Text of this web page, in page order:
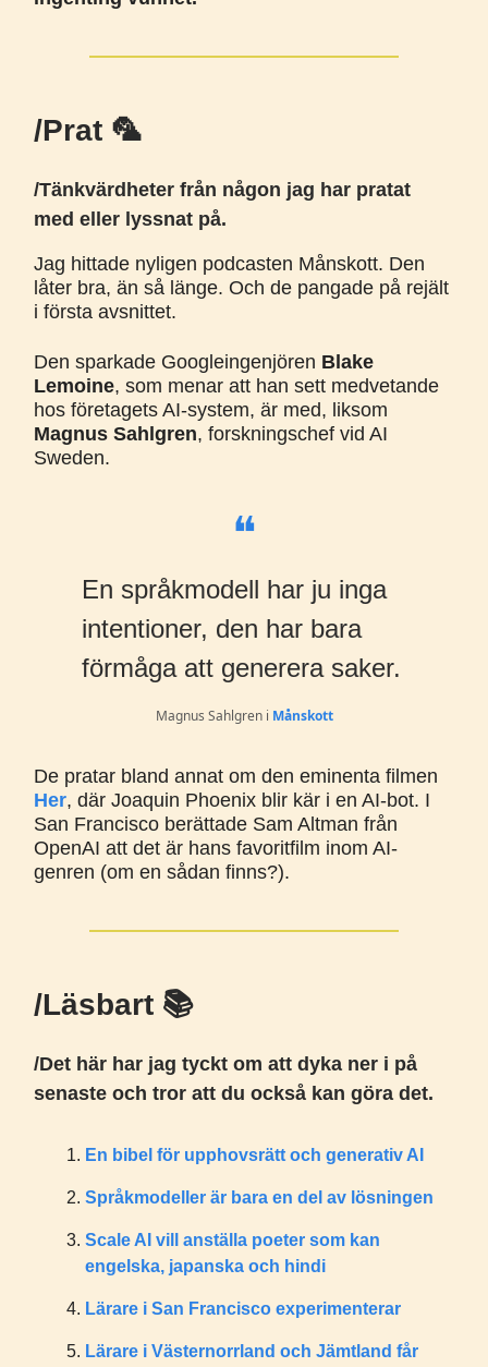
/Prat 🦜
/Tänkvärdheter från någon jag har pratat
med eller lyssnat på.
Jag hittade nyligen podcasten Månskott. Den
låter bra, än så länge. Och de pangade på rejält
i första avsnittet.
Den sparkade Googleingenjören Blake
Lemoine, som menar att han sett medvetande
hos företagets AI-system, är med, liksom
Magnus Sahlgren, forskningschef vid AI
Sweden.
❝
En språkmodell har ju inga
intentioner, den har bara
förmåga att generera saker.
Magnus Sahlgren i Månskott
De pratar bland annat om den eminenta filmen
Her, där Joaquin Phoenix blir kär i en AI-bot. I
San Francisco berättade Sam Altman från
OpenAI att det är hans favoritfilm inom AI-
genren (om en sådan finns?).
/Läsbart 📚️
/Det här har jag tyckt om att dyka ner i på
senaste och tror att du också kan göra det.
En bibel för upphovsrätt och generativ AI
Språkmodeller är bara en del av lösningen
Scale AI vill anställa poeter som kan
engelska, japanska och hindi
Lärare i San Francisco experimenterar
Lärare i Västernorrland och Jämtland får